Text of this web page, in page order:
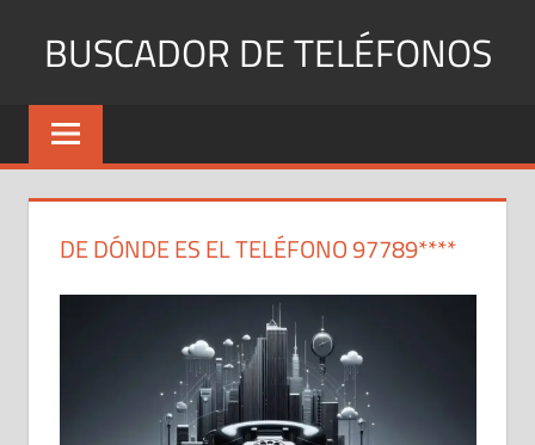
BUSCADOR DE TELÉFONOS
Identifica
Números
y
DE DÓNDE ES EL TELÉFONO 97789****